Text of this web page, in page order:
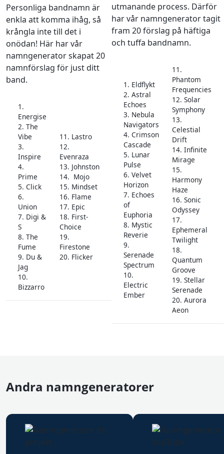
Personliga bandnamn är
enkla att komma ihåg, så
krångla inte till det i
onödan! Här har vår
namngenerator skapat 20
namnförslag för just ditt
band.
1.
Energise
2. The
Vibe
3.
Inspire
4.
Prime
5. Click
6.
Union
7. Digi &
S
8. The
Fume
9. Du &
Jag
10.
Bizzarro
11. Lastro
12.
Evenraza
13. Johnston
14. Mojo
15. Mindset
16. Flame
17. Epic
18. First-
Choice
19.
Firestone
20. Flicker
utmanande process. Därför
har vår namngenerator tagit
fram 20 förslag på häftiga
och tuffa bandnamn.
1. Eldflykt
2. Astral
Echoes
3. Nebula
Navigators
4. Crimson
Cascade
5. Lunar
Pulse
6. Velvet
Horizon
7. Echoes
of
Euphoria
8. Mystic
Reverie
9.
Serenade
Spectrum
10.
Electric
Ember
11.
Phantom
Frequencies
12. Solar
Symphony
13.
Celestial
Drift
14. Infinite
Mirage
15.
Harmony
Haze
16. Sonic
Odyssey
17.
Ephemeral
Twilight
18.
Quantum
Groove
19. Stellar
Serenade
20. Aurora
Aeon
Andra namngeneratorer